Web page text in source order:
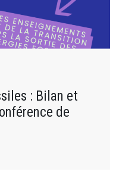
: Bilan et
de